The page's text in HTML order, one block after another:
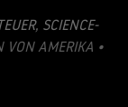
, SCIENCE-
VON AMERIKA •